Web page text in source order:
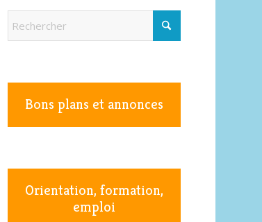
Bons plans et annonces
Orientation, formation,
emploi